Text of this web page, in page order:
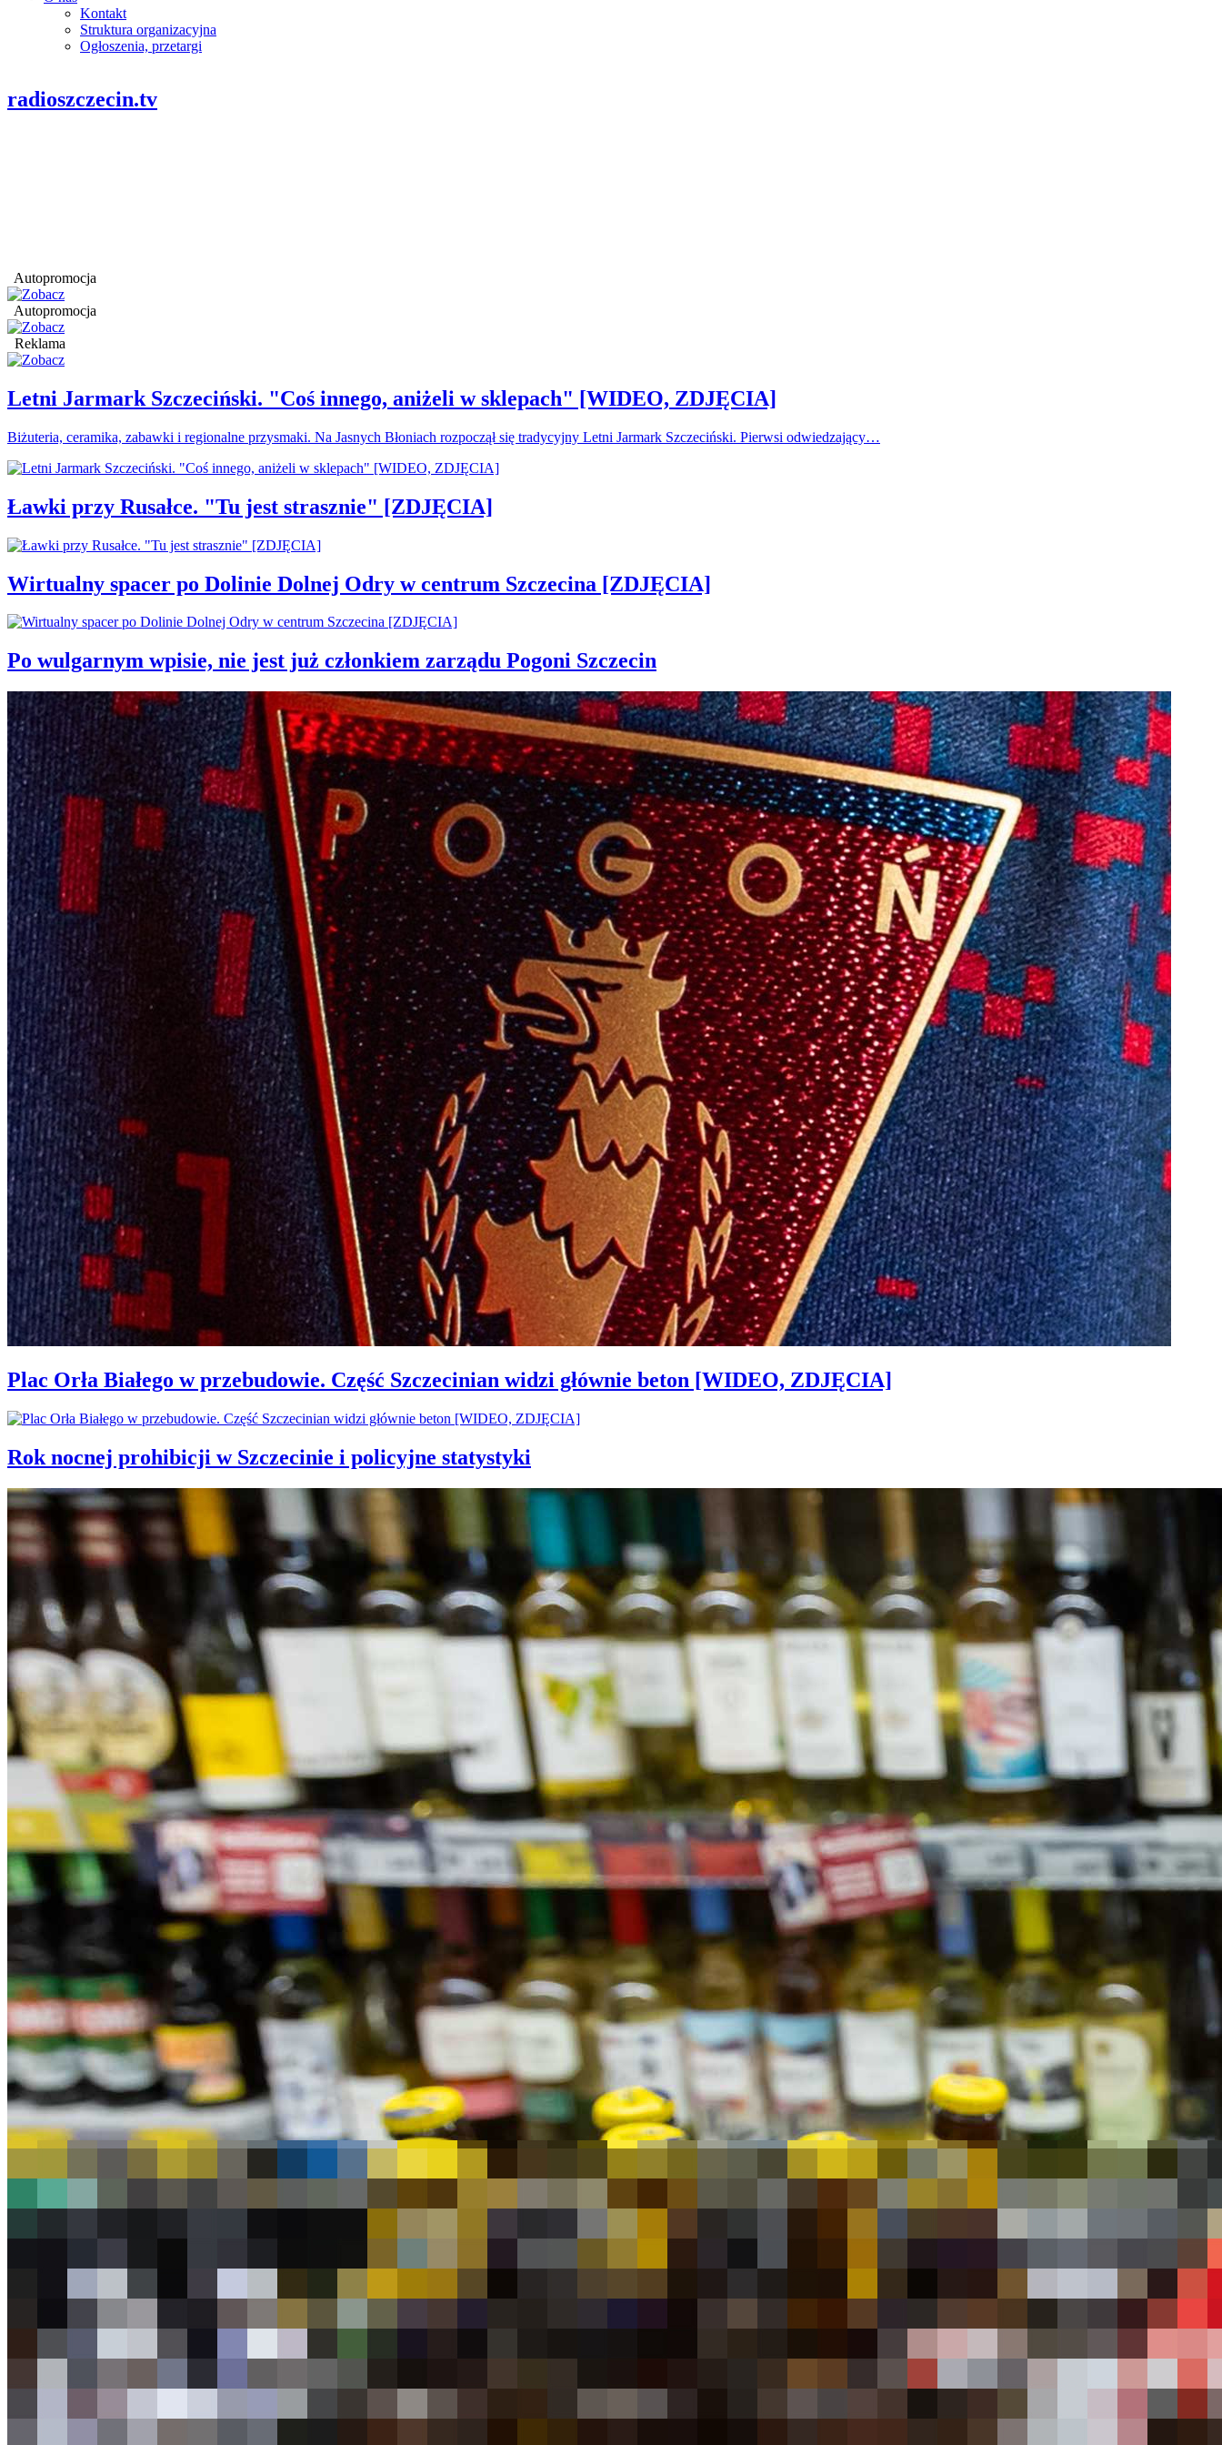
Kontakt
Struktura organizacyjna
Ogłoszenia, przetargi
radioszczecin.tv
Autopromocja
Autopromocja
Reklama
Letni Jarmark Szczeciński. "Coś innego, aniżeli w sklepach" [WIDEO, ZDJĘCIA]
Biżuteria, ceramika, zabawki i regionalne przysmaki. Na Jasnych Błoniach rozpoczął się tradycyjny Letni Jarmark Szczeciński. Pierwsi odwiedzający…
Ławki przy Rusałce. "Tu jest strasznie" [ZDJĘCIA]
Wirtualny spacer po Dolinie Dolnej Odry w centrum Szczecina [ZDJĘCIA]
Po wulgarnym wpisie, nie jest już członkiem zarządu Pogoni Szczecin
Plac Orła Białego w przebudowie. Część Szczecinian widzi głównie beton [WIDEO, ZDJĘCIA]
Rok nocnej prohibicji w Szczecinie i policyjne statystyki